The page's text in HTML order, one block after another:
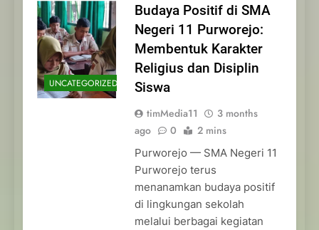
UNCATEGORIZED
Budaya Positif di SMA
Negeri 11 Purworejo:
Membentuk Karakter
Religius dan Disiplin
Siswa
timMedia11
3 months
ago
0 2 mins
Purworejo — SMA Negeri 11
Purworejo terus
menanamkan budaya positif
di lingkungan sekolah
melalui berbagai kegiatan